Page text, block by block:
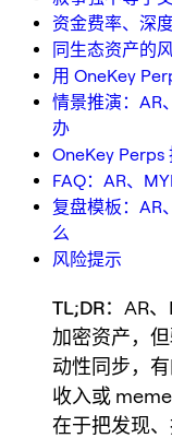
资金费率、深
同生态资产的
用 OneKey
情景推演：AR
办
OneKey Perps
FAQ：AR、
复盘模板：AR
么
风险提示
TL;DR：AR
加密资产，
动性同步，
收入或
在于把发现